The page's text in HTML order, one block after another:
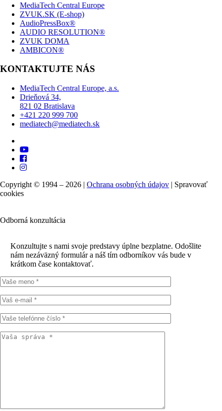
MediaTech Central Europe
ZVUK.SK (E-shop)
AudioPressBox®
AUDIO RESOLUTION®
ZVUK DOMA
AMBICON®
KONTAKTUJTE NÁS
MediaTech Central Europe, a.s.
Drieňová 34,
821 02 Bratislava
+421 220 999 700
mediatech@mediatech.sk
Copyright © 1994 – 2026 | Ochrana osobných údajov | Spravovať
cookies
Odborná konzultácia
Konzultujte s nami svoje predstavy úplne bezplatne. Odošlite
nám nezáväzný formulár a náš tím odborníkov vás bude v
krátkom čase kontaktovať.